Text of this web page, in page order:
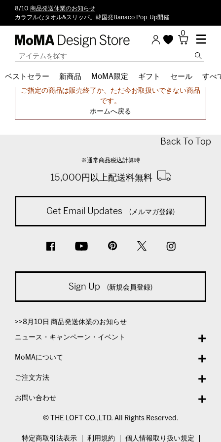
8/10 商品発送休業のお知らせ
カラフルなタオル&スリッパ。 韓国発Banaco Pop-Up開催
0
ベストセラー 新商品 MoMA限定 ギフト セール すべ
申し訳ございません。
ご指定の商品は販売終了か、ただ今お取扱いできない商品
です。
ホームへ戻る
Back To Top
※通常商品税込計算時
15,000円以上配送料無料
Get Email Updates (メルマガ登録)
Sign Up (新規会員登録)
>>8月10日 商品発送休業のお知らせ
ニュース・キャンペーン・イベント
MoMAについて
ご注文方法
お問い合わせ
© THE LOFT CO.,LTD. All Rights Reserved.
特定商取引法表示 利用規約 個人情報取り扱い規定